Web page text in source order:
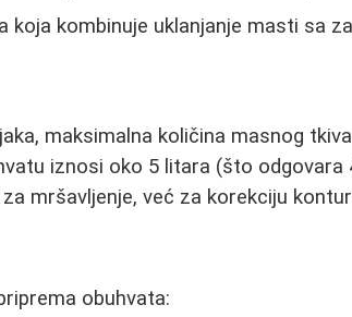
koja kombinuje uklanjanje masti sa
maksimalna količina masnog
iznosi oko 5 litara (što odgovara
mršavljenje, već za korekciju
obuhvata: